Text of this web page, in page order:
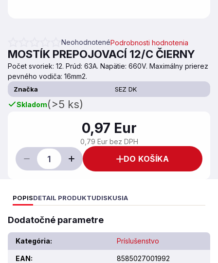
Priemerné hodnotenie produktu je 0,0 z 5 hviezdičiek.
NeohodnotenéPodrobnosti hodnotenia
MOSTÍK PREPOJOVACÍ 12/C ČIERNY
Počet svoriek: 12. Prúd: 63A. Napätie: 660V. Maximálny prierez
pevného vodiča: 16mm2.
Značka SEZ DK
Skladom(>5 ks)
0,97 Eur
0,79 Eur bez DPH
DO KOŠÍKA
POPISDETAIL PRODUKTUDISKUSIA
Dodatočné parametre
Kategória: Príslušenstvo
EAN: 8585027001992